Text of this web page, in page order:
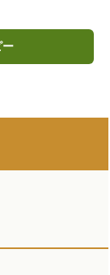
ー